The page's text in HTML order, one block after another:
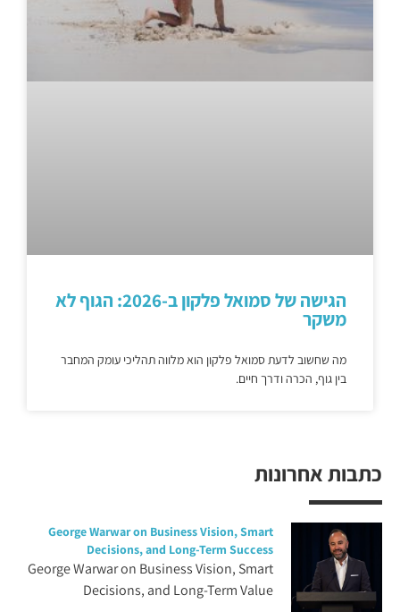
כתבות אחרונות
George Warwar on Business Vision, Smart
Decisions, and Long-Term Success
George Warwar on Business Vision, Smart
Decisions, and Long-Term Value
הגישה של סמואל פלקון ב-2026: הגוף לא
משקר
מה שחשוב לדעת סמואל פלקון הוא מלווה תהליכי עומק המחבר
בין גוף, הכרה ודרך חיים.